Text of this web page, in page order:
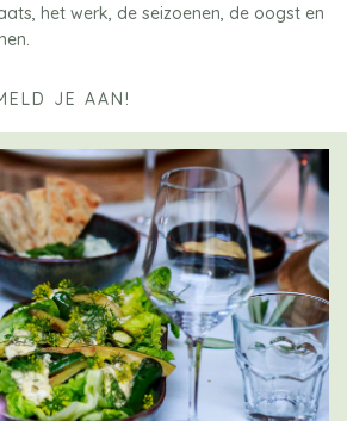
het werk, de seizoenen, de oogst en
JE AAN!